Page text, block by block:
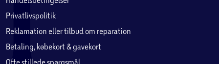
Privatlivspolitik
Reklamation eller tilbud om reparation
Betaling, købekort & gavekort
Ofte stillede spørgsmål